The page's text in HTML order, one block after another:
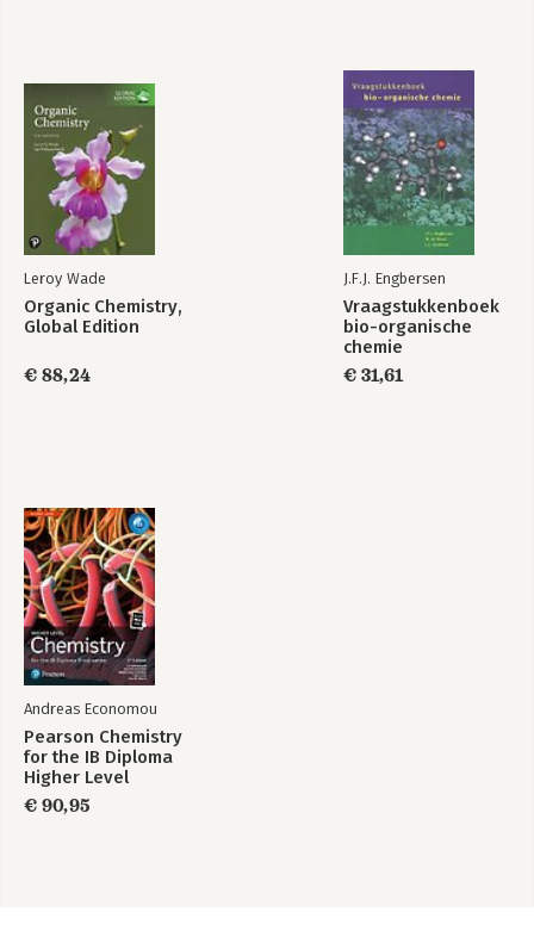
Leroy Wade
Organic Chemistry,
Global Edition
€ 88,24
J.F.J. Engbersen
Vraagstukkenboek
bio-organische
chemie
€ 31,61
Andreas Economou
Pearson Chemistry
for the IB Diploma
Higher Level
€ 90,95